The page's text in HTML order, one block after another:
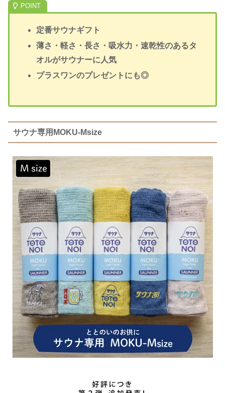
定番サウナギフト
薄さ・軽さ・長さ・吸水力・速乾性のあるタ
オルがサウナーに人気
プラスワンのプレゼントにも◎
サウナ専用MOKU-Msize